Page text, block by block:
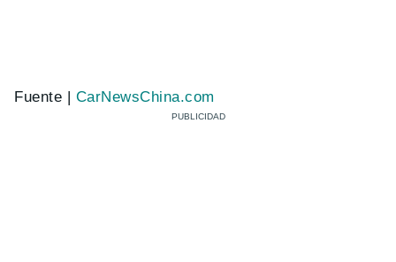
Fuente | CarNewsChina.com